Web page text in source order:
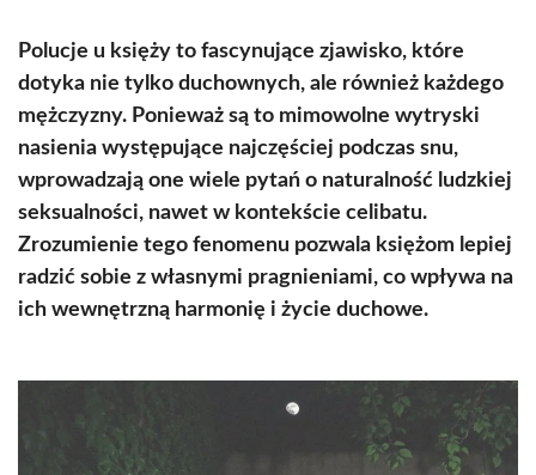
Polucje u księży to fascynujące zjawisko, które
dotyka nie tylko duchownych, ale również każdego
mężczyzny. Ponieważ są to mimowolne wytryski
nasienia występujące najczęściej podczas snu,
wprowadzają one wiele pytań o naturalność ludzkiej
seksualności, nawet w kontekście celibatu.
Zrozumienie tego fenomenu pozwala księżom lepiej
radzić sobie z własnymi pragnieniami, co wpływa na
ich wewnętrzną harmonię i życie duchowe.